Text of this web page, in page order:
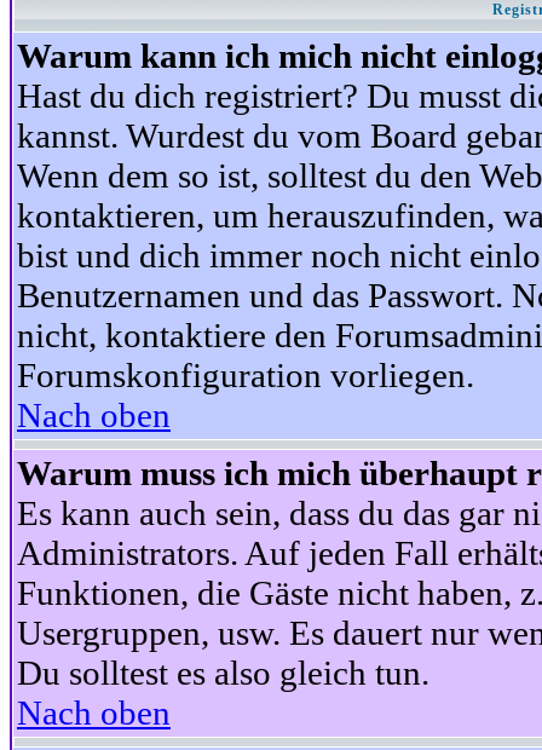
Warum kann ich mich nicht
Hast du dich registriert? Du musst
kannst. Wurdest du vom Board
Wenn dem so ist, solltest du den
kontaktieren, um herauszufinden,
bist und dich immer noch nicht
Benutzernamen und das Passwort.
nicht, kontaktiere den
Forumskonfiguration vorliegen.
Nach oben
Warum muss ich mich überhaupt
Es kann auch sein, dass du das gar
Administrators. Auf jeden Fall
Funktionen, die Gäste nicht haben,
Usergruppen, usw. Es dauert nur
Du solltest es also gleich tun.
Nach oben